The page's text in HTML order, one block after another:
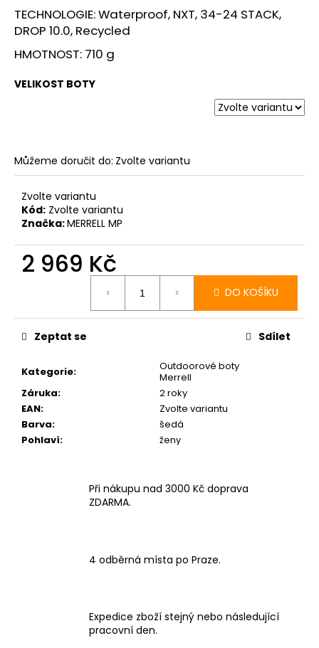
TECHNOLOGIE: Waterproof, NXT, 34-24 STACK,
DROP 10.0, Recycled
HMOTNOST: 710 g
VELIKOST BOTY
Můžeme doručit do: Zvolte variantu
Zvolte variantu
Kód: Zvolte variantu
Značka:MERRELL MP
2 969 Kč
DO KOŠÍKU
Kategorie:
Outdoorové boty
Merrell
Záruka:
2 roky
EAN:
Zvolte variantu
Barva:
šedá
Pohlaví: ženy
Zeptat se Sdílet
Při nákupu nad 3000 Kč doprava
ZDARMA.
4 odběrná místa po Praze.
Expedice zboží stejný nebo následující
pracovní den.